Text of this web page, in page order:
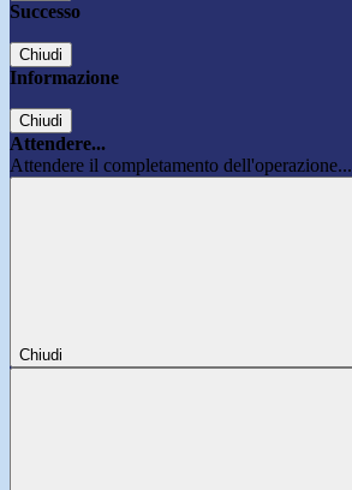
Successo
Chiudi
Informazione
Chiudi
Attendere...
Attendere il completamento dell'operazione...
Chiudi